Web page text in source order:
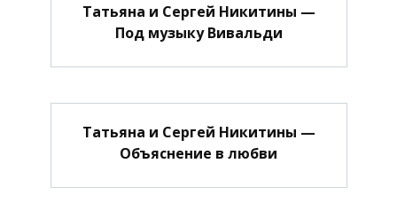
Татьяна и Сергей Никитины —
Под музыку Вивальди
Татьяна и Сергей Никитины —
Объяснение в любви